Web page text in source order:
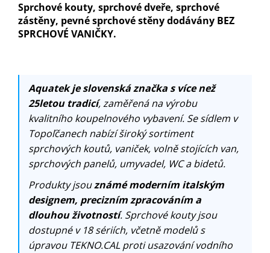
Sprchové kouty, sprchové dveře, sprchové
zástěny, pevné sprchové stěny dodávány BEZ
SPRCHOVÉ VANIČKY.
Aquatek je slovenská značka s více než
25letou tradicí, zaměřená na výrobu
kvalitního koupelnového vybavení. Se sídlem v
Topoľčanech nabízí široký sortiment
sprchových koutů, vaniček, volně stojících van,
sprchových panelů, umyvadel, WC a bidetů.
Produkty jsouznámé moderním italským
designem, precizním zpracováním a
dlouhou životností. Sprchové kouty jsou
dostupné v 18 sériích, včetně modelů s
úpravou TEKNO.CAL proti usazování vodního